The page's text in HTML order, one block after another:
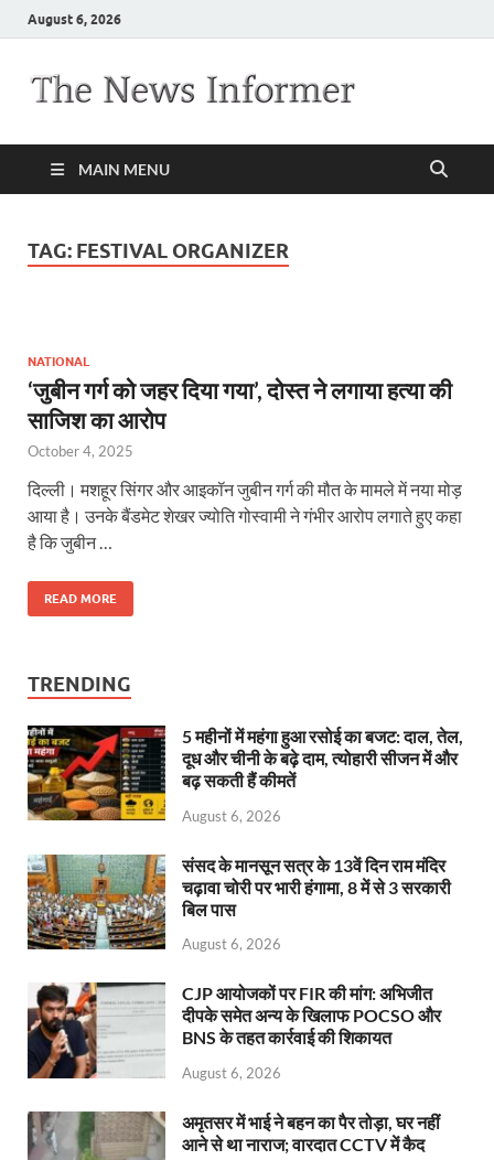
August 6, 2026
MAIN MENU
TAG: FESTIVAL ORGANIZER
NATIONAL
‘जुबीन गर्ग को जहर दिया गया’, दोस्त ने लगाया हत्या की
साजिश का आरोप
October 4, 2025
दिल्ली। मशहूर सिंगर और आइकॉन जुबीन गर्ग की मौत के मामले में नया मोड़
आया है। उनके बैंडमेट शेखर ज्योति गोस्वामी ने गंभीर आरोप लगाते हुए कहा
है कि जुबीन …
READ MORE
TRENDING
5 महीनों में महंगा हुआ रसोई का बजट: दाल, तेल,
दूध और चीनी के बढ़े दाम, त्योहारी सीजन में और
बढ़ सकती हैं कीमतें
August 6, 2026
संसद के मानसून सत्र के 13वें दिन राम मंदिर
चढ़ावा चोरी पर भारी हंगामा, 8 में से 3 सरकारी
बिल पास
August 6, 2026
CJP आयोजकों पर FIR की मांग: अभिजीत
दीपके समेत अन्य के खिलाफ POCSO और
BNS के तहत कार्रवाई की शिकायत
August 6, 2026
अमृतसर में भाई ने बहन का पैर तोड़ा, घर नहीं
आने से था नाराज; वारदात CCTV में कैद